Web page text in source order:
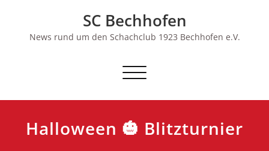
SC Bechhofen
News rund um den Schachclub 1923 Bechhofen e.V.
Schalte
Halloween 🎃 Blitzturnier